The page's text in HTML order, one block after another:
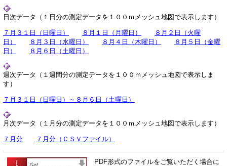
日次データ（１日分の測定データを１００ｍメッシュ地図で表示します）
７月３１日（日曜日） ８月１日（月曜日）
８月２日（火曜
日）
８月３日（水曜日） ８月４日（木曜日）
８月５日（金曜
日）
８月６日（土曜日）
週次データ（１週間分の測定データを１００ｍメッシュ地図で表示しま
す）
７月３１日（日曜日）～８月６日（土曜日）
月次データ（１月分の測定データを１００ｍメッシュ地図で表示します）
７月分 ７月分（ＣＳＶファイル）
PDF形式のファイルをご覧いただく場合に